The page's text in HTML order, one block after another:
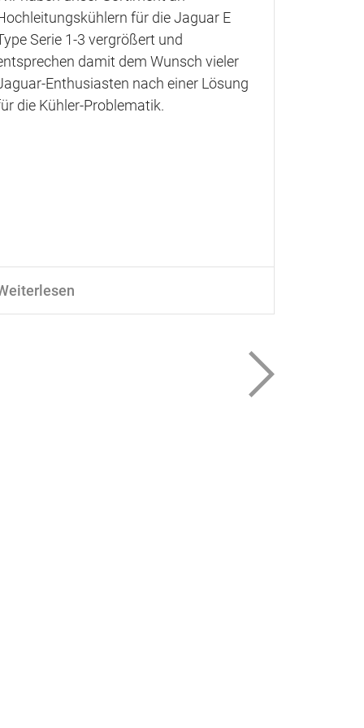
für die Jaguar E
Serie 1-3 vergrößert und
damit dem Wunsch vieler
Enthusiasten nach einer Lösung
die Kühler-Problematik.